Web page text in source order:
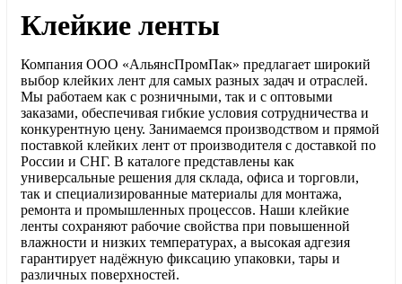
Клейкие ленты
Компания ООО «АльянсПромПак» предлагает широкий
выбор клейких лент для самых разных задач и отраслей.
Мы работаем как с розничными, так и с оптовыми
заказами, обеспечивая гибкие условия сотрудничества и
конкурентную цену. Занимаемся производством и прямой
поставкой клейких лент от производителя с доставкой по
России и СНГ. В каталоге представлены как
универсальные решения для склада, офиса и торговли,
так и специализированные материалы для монтажа,
ремонта и промышленных процессов. Наши клейкие
ленты сохраняют рабочие свойства при повышенной
влажности и низких температурах, а высокая адгезия
гарантирует надёжную фиксацию упаковки, тары и
различных поверхностей.